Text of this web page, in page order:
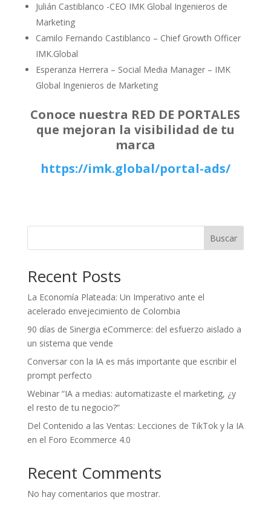
Julián Castiblanco -CEO IMK Global Ingenieros de
Marketing
Camilo Fernando Castiblanco – Chief Growth Officer
IMK.Global
Esperanza Herrera – Social Media Manager – IMK
Global Ingenieros de Marketing
Conoce nuestra RED DE PORTALES
que mejoran la visibilidad de tu
marca
https://imk.global/portal-ads/
Buscar
Recent Posts
La Economía Plateada: Un Imperativo ante el
acelerado envejecimiento de Colombia
90 días de Sinergia eCommerce: del esfuerzo aislado a
un sistema que vende
Conversar con la IA es más importante que escribir el
prompt perfecto
Webinar “IA a medias: automatizaste el marketing, ¿y
el resto de tu negocio?”
Del Contenido a las Ventas: Lecciones de TikTok y la IA
en el Foro Ecommerce 4.0
Recent Comments
No hay comentarios que mostrar.